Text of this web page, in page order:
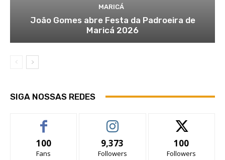
MARICÁ
João Gomes abre Festa da Padroeira de
Maricá 2026
SIGA NOSSAS REDES
100
Fans
9,373
Followers
100
Followers